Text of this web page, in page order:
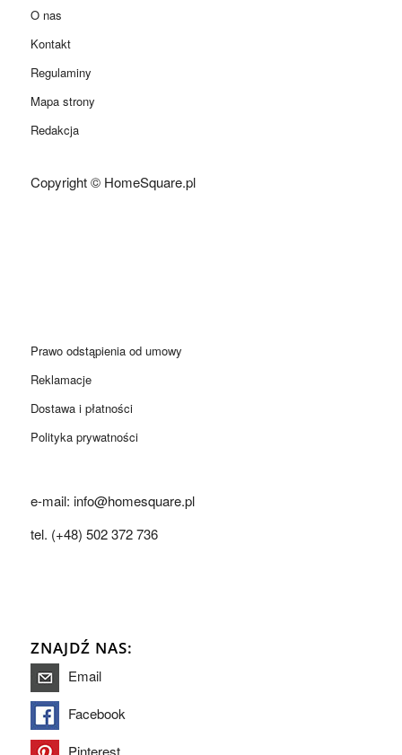
O nas
Kontakt
Regulaminy
Mapa strony
Redakcja
Copyright © HomeSquare.pl
Prawo odstąpienia od umowy
Reklamacje
Dostawa i płatności
Polityka prywatności
e-mail: info@homesquare.pl
tel. (+48) 502 372 736
ZNAJDŹ NAS:
Email
Facebook